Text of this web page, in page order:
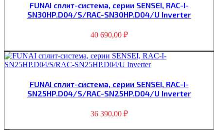
FUNAI сплит-система, серии SENSEI, RAC-I-
SN30HP.D04/S/RAC-SN30HP.D04/U Inverter
40 690,00 ₽
FUNAI сплит-система, серии SENSEI, RAC-I-
SN25HP.D04/S/RAC-SN25HP.D04/U Inverter
36 390,00 ₽